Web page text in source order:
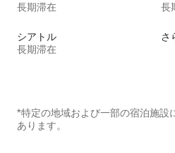
長期滞在
長
シアトル
長期滞在
さ
*特定の地域および一部の宿泊施設
あります。